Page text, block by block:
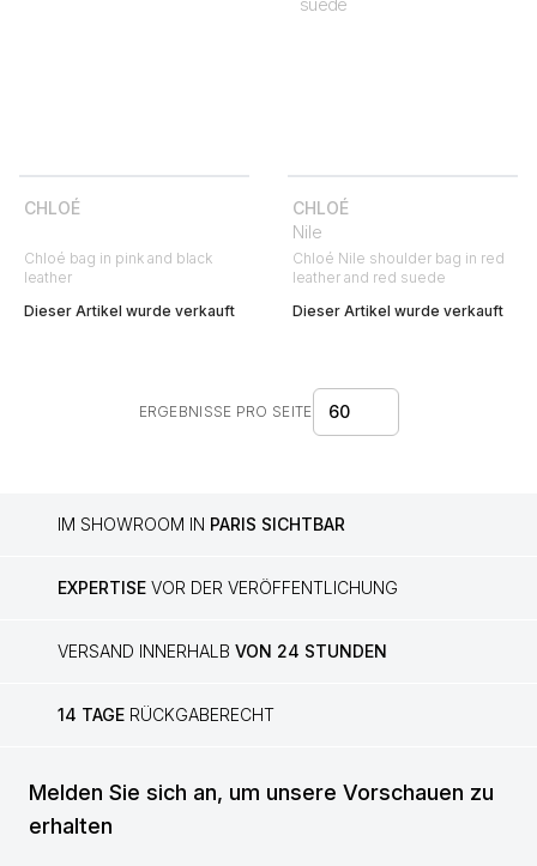
CHLOÉ
Chloé bag in pink and black
leather
Dieser Artikel wurde verkauft
CHLOÉ
Nile
Chloé Nile shoulder bag in red
leather and red suede
Dieser Artikel wurde verkauft
ERGEBNISSE PRO SEITE 60
IM SHOWROOM IN PARIS SICHTBAR
EXPERTISE VOR DER VERÖFFENTLICHUNG
VERSAND INNERHALB VON 24 STUNDEN
14 TAGE RÜCKGABERECHT
Melden Sie sich an, um unsere Vorschauen zu
erhalten